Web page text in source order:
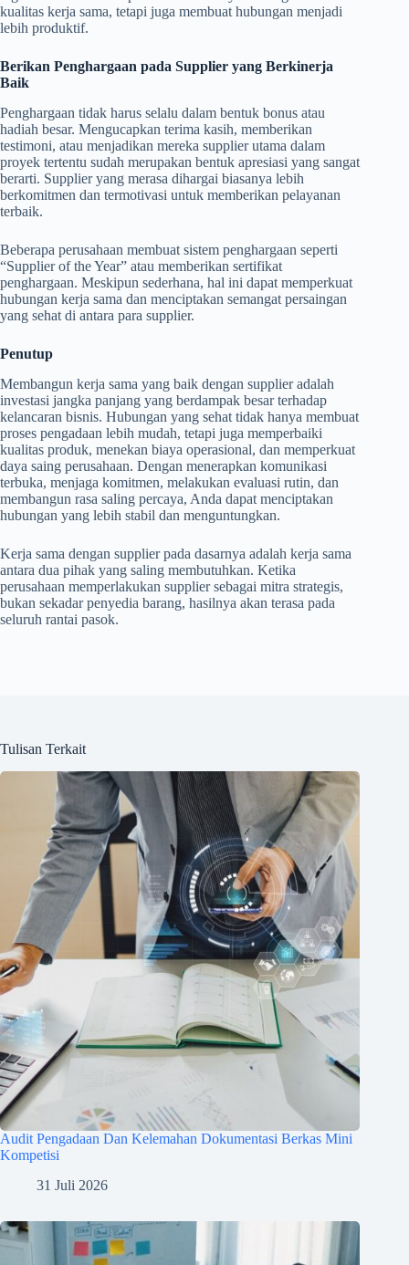
kualitas kerja sama, tetapi juga membuat hubungan menjadi
lebih produktif.
Berikan Penghargaan pada Supplier yang Berkinerja
Baik
Penghargaan tidak harus selalu dalam bentuk bonus atau
hadiah besar. Mengucapkan terima kasih, memberikan
testimoni, atau menjadikan mereka supplier utama dalam
proyek tertentu sudah merupakan bentuk apresiasi yang sangat
berarti. Supplier yang merasa dihargai biasanya lebih
berkomitmen dan termotivasi untuk memberikan pelayanan
terbaik.
Beberapa perusahaan membuat sistem penghargaan seperti
“Supplier of the Year” atau memberikan sertifikat
penghargaan. Meskipun sederhana, hal ini dapat memperkuat
hubungan kerja sama dan menciptakan semangat persaingan
yang sehat di antara para supplier.
Penutup
Membangun kerja sama yang baik dengan supplier adalah
investasi jangka panjang yang berdampak besar terhadap
kelancaran bisnis. Hubungan yang sehat tidak hanya membuat
proses pengadaan lebih mudah, tetapi juga memperbaiki
kualitas produk, menekan biaya operasional, dan memperkuat
daya saing perusahaan. Dengan menerapkan komunikasi
terbuka, menjaga komitmen, melakukan evaluasi rutin, dan
membangun rasa saling percaya, Anda dapat menciptakan
hubungan yang lebih stabil dan menguntungkan.
Kerja sama dengan supplier pada dasarnya adalah kerja sama
antara dua pihak yang saling membutuhkan. Ketika
perusahaan memperlakukan supplier sebagai mitra strategis,
bukan sekadar penyedia barang, hasilnya akan terasa pada
seluruh rantai pasok.
Tulisan Terkait
Audit Pengadaan Dan Kelemahan Dokumentasi Berkas Mini
Kompetisi
31 Juli 2026